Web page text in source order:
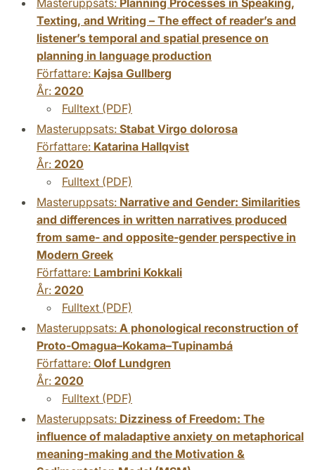
Texting, and Writing – The effect of reader’s and
listener’s temporal and spatial presence on
planning in language production
Författare: Kajsa Gullberg
År: 2020
Fulltext (PDF)
Masteruppsats: Stabat Virgo dolorosa
Författare: Katarina Hallqvist
År: 2020
Fulltext (PDF)
Masteruppsats: Narrative and Gender: Similarities
and differences in written narratives produced
from same- and opposite-gender perspective in
Modern Greek
Författare: Lambrini Kokkali
År: 2020
Fulltext (PDF)
Masteruppsats: A phonological reconstruction of
Proto-Omagua–Kokama–Tupinambá
Författare: Olof Lundgren
År: 2020
Fulltext (PDF)
Masteruppsats: Dizziness of Freedom: The
influence of maladaptive anxiety on metaphorical
meaning-making and the Motivation &